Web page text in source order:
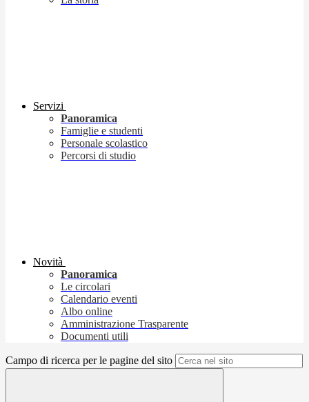
Servizi
Panoramica
Famiglie e studenti
Personale scolastico
Percorsi di studio
Novità
Panoramica
Le circolari
Calendario eventi
Albo online
Amministrazione Trasparente
Documenti utili
Campo di ricerca per le pagine del sito